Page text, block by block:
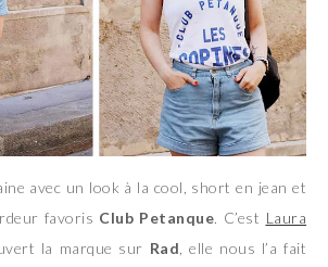
avec un look à la cool, short en jean et
favoris Club Petanque. C’est Laura
la marque sur Rad , elle nous l’a fait